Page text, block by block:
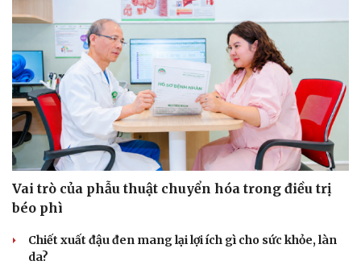
Vai trò của phẫu thuật chuyển hóa trong điều trị
béo phì
Chiết xuất đậu đen mang lại lợi ích gì cho sức khỏe, làn
da?